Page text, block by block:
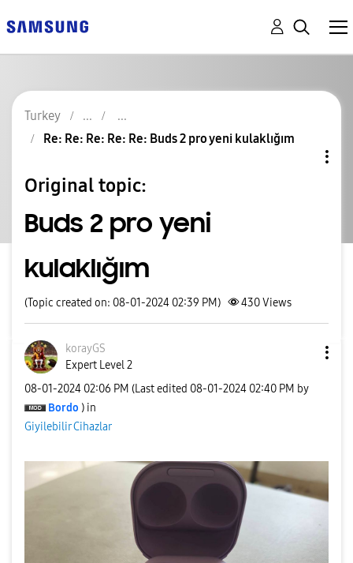
Turkey
Re: Re: Re: Re: Re: Buds 2 pro yeni kulaklığım
Original topic:
Buds 2 pro yeni
kulaklığım
(Topic created on: 08-01-2024 02:39 PM) 430Views
korayGS
Expert Level 2
‎08-01-2024 02:06 PM (Last edited ‎08-01-2024 02:40 PM by
Bordo ) in
Giyilebilir Cihazlar